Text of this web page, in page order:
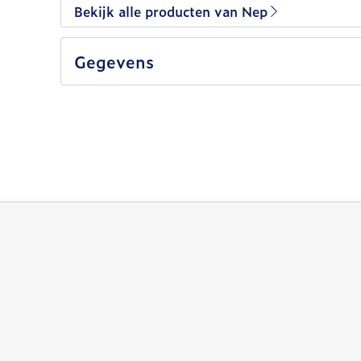
Bekijk alle producten van Nep
Gegevens
met de tabtoets. Je kunt de carrousel overslaan